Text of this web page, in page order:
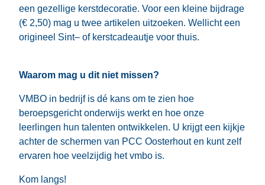
een gezellige kerstdecoratie. Voor een kleine bijdrage
(€ 2,50) mag u twee artikelen uitzoeken. Wellicht een
origineel Sint– of kerstcadeautje voor thuis.
Waarom mag u dit niet missen?
VMBO in bedrijf is dé kans om te zien hoe
beroepsgericht onderwijs werkt en hoe onze
leerlingen hun talenten ontwikkelen. U krijgt een kijkje
achter de schermen van PCC Oosterhout en kunt zelf
ervaren hoe veelzijdig het vmbo is.
Kom langs!